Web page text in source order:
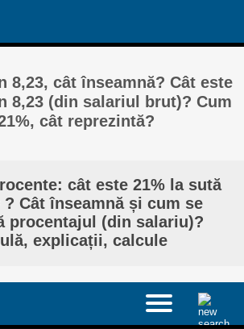
8,23, cât înseamnă? Cât este
8,23 (din salariul brut)? Cum
cât reprezintă?
cât este 21% la sută
? Cât înseamnă și cum se
procentajul (din salariu)?
explicații, calcule